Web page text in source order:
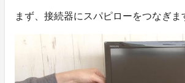
まず、接続器にスパピローをつなぎま